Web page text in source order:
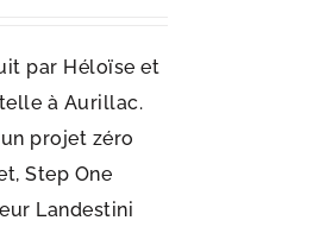
par Héloïse et
à Aurillac.
projet zéro
Step One
Landestini